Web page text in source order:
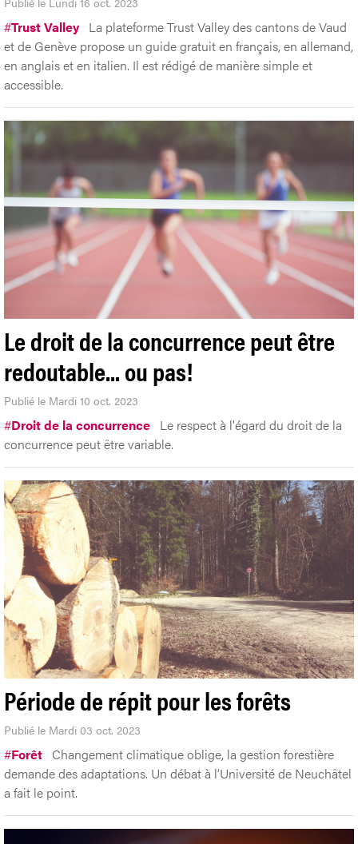
#Trust Valley La plateforme Trust Valley des cantons de Vaud
et de Genève propose un guide gratuit en français, en allemand,
en anglais et en italien. Il est rédigé de manière simple et
accessible.
Le droit de la concurrence peut être
redoutable... ou pas!
Publié le Mardi 10 oct. 2023
#Droit de la concurrence Le respect à l'égard du droit de la
concurrence peut être variable.
Période de répit pour les forêts
Publié le Mardi 03 oct. 2023
#Forêt Changement climatique oblige, la gestion forestière
demande des adaptations. Un débat à l’Université de Neuchâtel
a fait le point.